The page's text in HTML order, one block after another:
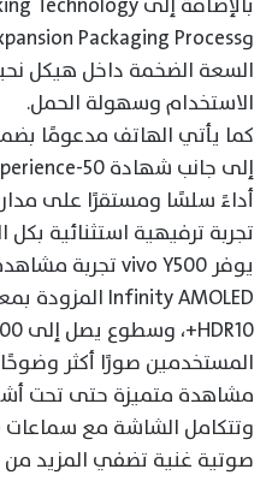
السعة الضخمة داخل هيكل
الاستخدام وسهولة الحمل.
أداءً سلسًا ومستقرًا على
تجربة ترفيهية استثنائية
المستخدمين صورًا أكثر وضوحًا،
مشاهدة متميزة حتى تحت
صوتية غنية تضفي المزيد